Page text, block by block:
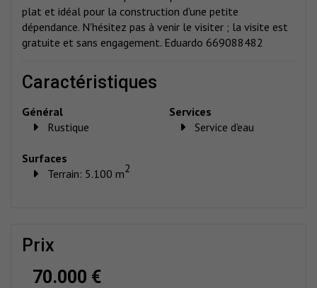
plat et idéal pour la construction d'une petite
dépendance. N'hésitez pas à venir le visiter ; la visite est
gratuite et sans engagement. Eduardo 669088482
caractéristiques
Général
Rustique
Surfaces
Terrain: 5.100 m2
Services
Service d'eau
prix
70.000 €